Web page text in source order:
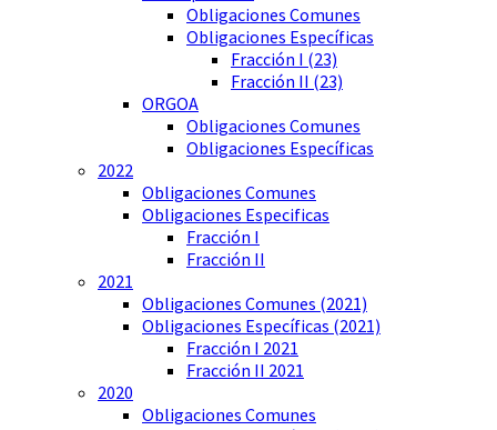
Obligaciones Comunes
Obligaciones Específicas
Fracción I (23)
Fracción II (23)
ORGOA
Obligaciones Comunes
Obligaciones Específicas
2022
Obligaciones Comunes
Obligaciones Especificas
Fracción I
Fracción II
2021
Obligaciones Comunes (2021)
Obligaciones Específicas (2021)
Fracción I 2021
Fracción II 2021
2020
Obligaciones Comunes